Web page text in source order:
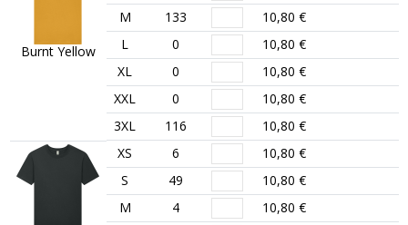
Burnt Yellow
M
133
10,80 €
L
0
10,80 €
XL
0
10,80 €
XXL
0
10,80 €
3XL
116 10,80 €
XS 6
10,80 €
S
49
10,80 €
M
4
10,80 €